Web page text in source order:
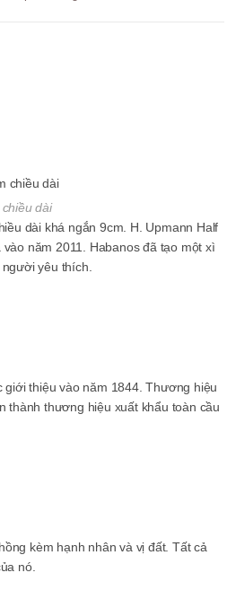
dài
dài khá ngắn 9cm. H. Upmann Half
năm 2011. Habanos đã tạo một xì
yêu thích.
thiệu vào năm 1844. Thương hiệu
thành thương hiệu xuất khẩu toàn cầu
kèm hạnh nhân và vị đất. Tất cả
nó.